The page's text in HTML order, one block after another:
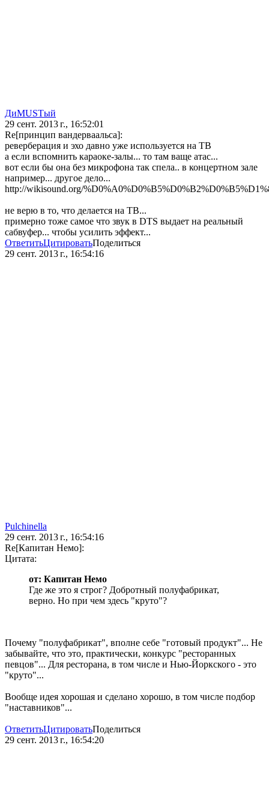
ДиMUSTый
29 сент. 2013 г., 16:52:01
Re[принцип вандерваальса]:
реверберация и эхо давно уже используется на ТВ
а если вспомнить караоке-залы... то там ваще атас...
вот если бы она без микрофона так спела.. в концертном зале
например... другое дело...
http://wikisound.org/
не верю в то, что делается на ТВ...
примерно тоже самое что звук в DTS выдает на реальный
сабвуфер... чтобы усилить эффект...
ОтветитьЦитироватьПоделиться
29 сент. 2013 г., 16:54:16
Pulchinella
29 сент. 2013 г., 16:54:16
Re[Капитан Немо]:
Цитата:
от: Капитан Немо
Где же это я строг? Добротный полуфабрикат,
верно. Но при чем здесь "круто"?
Почему "полуфабрикат", вполне себе "готовый продукт"... Не
забывайте, что это, практически, конкурс "ресторанных
певцов"... Для ресторана, в том числе и Нью-Йоркского - это
"круто"...
Вообще идея хорошая и сделано хорошо, в том числе подбор
"наставников"...
ОтветитьЦитироватьПоделиться
29 сент. 2013 г., 16:54:20